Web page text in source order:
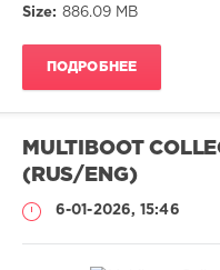
Size: 886.09 MB
ПОДРОБНЕЕ
MULTIBOOT
(RUS/ENG)
6-01-2026, 15:46